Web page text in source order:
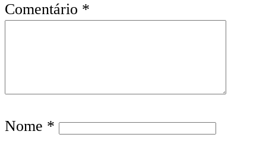
Comentário *
Nome *